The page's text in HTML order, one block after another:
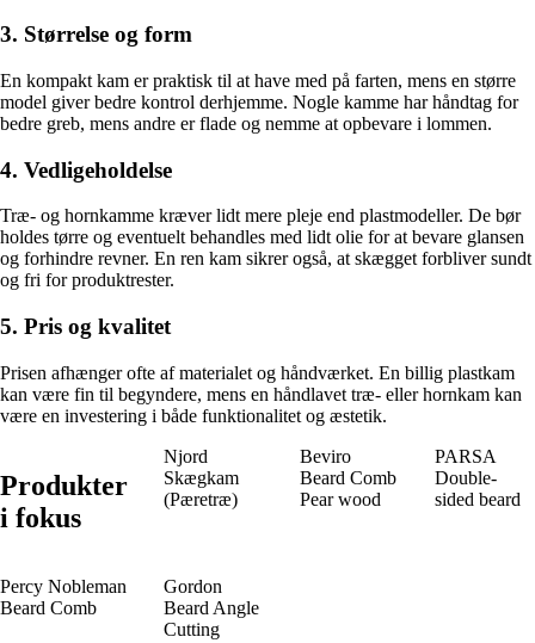
3. Størrelse og form
En kompakt kam er praktisk til at have med på farten, mens en større
model giver bedre kontrol derhjemme. Nogle kamme har håndtag for
bedre greb, mens andre er flade og nemme at opbevare i lommen.
4. Vedligeholdelse
Træ- og hornkamme kræver lidt mere pleje end plastmodeller. De bør
holdes tørre og eventuelt behandles med lidt olie for at bevare glansen
og forhindre revner. En ren kam sikrer også, at skægget forbliver sundt
og fri for produktrester.
5. Pris og kvalitet
Prisen afhænger ofte af materialet og håndværket. En billig plastkam
kan være fin til begyndere, mens en håndlavet træ- eller hornkam kan
være en investering i både funktionalitet og æstetik.
Produkter
i fokus
Njord
Skægkam
(Pæretræ)
Beviro
Beard Comb
Pear wood
PARSA
Double-
sided beard
Percy Nobleman
Beard Comb
Gordon
Beard Angle
Cutting